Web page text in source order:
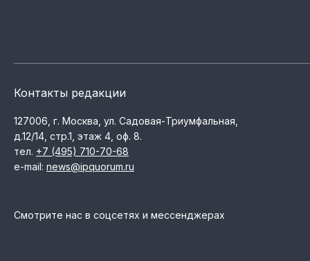
Контакты редакции
127006, г. Москва, ул. Садовая-Триумфальная,
д.12/14, стр.1, этаж 4, оф. 8.
тел. +7 (495) 710-70-68
e-mail: news@ipquorum.ru
Смотрите нас в соцсетях и мессенджерах